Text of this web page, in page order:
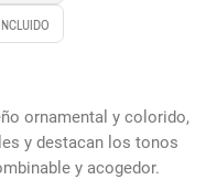
ornamental y colorido,
y destacan los tonos
y acogedor.